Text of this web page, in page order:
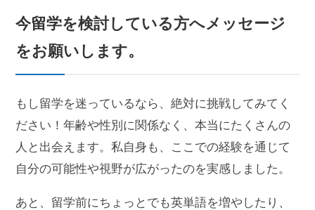
今留学を検討している方へメッセージ
をお願いします。
もし留学を迷っているなら、絶対に挑戦してみてく
ださい！年齢や性別に関係なく、本当にたくさんの
人と出会えます。私自身も、ここでの経験を通じて
自分の可能性や視野が広がったのを実感しました。
あと、留学前にちょっとでも英単語を増やしたり、